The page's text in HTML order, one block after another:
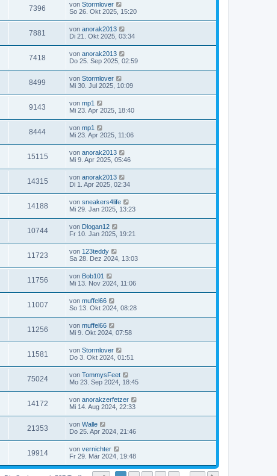
7396 von Stormlover
So 26. Okt 2025, 15:20
7881 von anorak2013
Di 21. Okt 2025, 03:34
7418 von anorak2013
Do 25. Sep 2025, 02:59
8499 von Stormlover
Mi 30. Jul 2025, 10:09
9143 von mp1
Mi 23. Apr 2025, 18:40
8444 von mp1
Mi 23. Apr 2025, 11:06
15115 von anorak2013
Mi 9. Apr 2025, 05:46
14315 von anorak2013
Di 1. Apr 2025, 02:34
14188 von sneakers4life
Mi 29. Jan 2025, 13:23
10744 von Dlogan12
Fr 10. Jan 2025, 19:21
11723 von 123teddy
Sa 28. Dez 2024, 13:03
11756 von Bob101
Mi 13. Nov 2024, 11:06
11007 von muffel66
So 13. Okt 2024, 08:28
11256 von muffel66
Mi 9. Okt 2024, 07:58
11581 von Stormlover
Do 3. Okt 2024, 01:51
75024 von TommysFeet
Mo 23. Sep 2024, 18:45
14172 von anorakzerfetzer
Mi 14. Aug 2024, 22:33
21353 von Walle
Do 25. Apr 2024, 21:46
19914 von vernichter
Fr 29. Mär 2024, 19:48